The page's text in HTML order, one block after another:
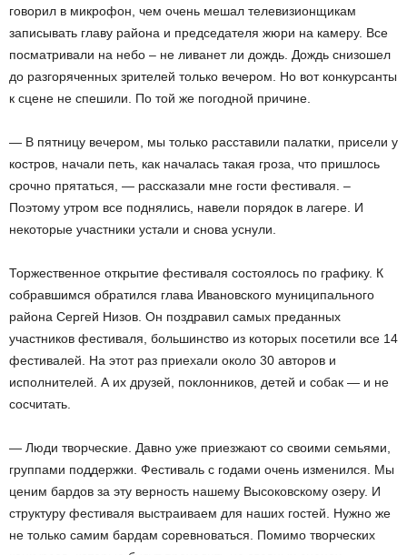
говорил в микрофон, чем очень мешал телевизионщикам
записывать главу района и председателя жюри на камеру. Все
посматривали на небо – не ливанет ли дождь. Дождь снизошел
до разгоряченных зрителей только вечером. Но вот конкурсанты
к сцене не спешили. По той же погодной причине.
— В пятницу вечером, мы только расставили палатки, присели у
костров, начали петь, как началась такая гроза, что пришлось
срочно прятаться, — рассказали мне гости фестиваля. –
Поэтому утром все поднялись, навели порядок в лагере. И
некоторые участники устали и снова уснули.
Торжественное открытие фестиваля состоялось по графику. К
собравшимся обратился глава Ивановского муниципального
района Сергей Низов. Он поздравил самых преданных
участников фестиваля, большинство из которых посетили все 14
фестивалей. На этот раз приехали около 30 авторов и
исполнителей. А их друзей, поклонников, детей и собак — и не
сосчитать.
— Люди творческие. Давно уже приезжают со своими семьями,
группами поддержки. Фестиваль с годами очень изменился. Мы
ценим бардов за эту верность нашему Высоковскому озеру. И
структуру фестиваля выстраиваем для наших гостей. Нужно же
не только самим бардам соревноваться. Помимо творческих